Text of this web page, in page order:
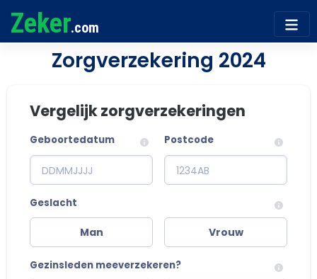
Zeker.com
Zorgverzekering 2024
Vergelijk zorgverzekeringen
Geboortedatum Postcode
Geslacht
Man Vrouw
Gezinsleden meeverzekeren?